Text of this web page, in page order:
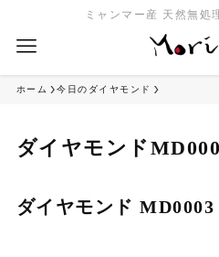
ミャンマー産 天然無処
ホーム 今日のダイヤモンド
ダイヤモンド
ダイヤモンド MD0003